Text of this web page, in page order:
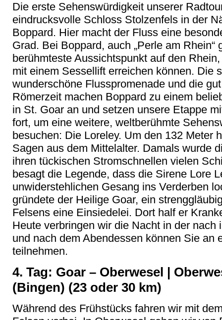
Die erste Sehenswürdigkeit unserer
eindrucksvolle Schloss Stolzenfels in der
Boppard. Hier macht der Fluss eine
Grad. Bei Boppard, auch „Perle am Rhein“
berühmteste Aussichtspunkt auf den
mit einem Sessellift erreichen können. Die
wunderschöne Flusspromenade und die
Römerzeit machen Boppard zu einem
in St. Goar an und setzen unsere Etappe
fort, um eine weitere, weltberühmte
besuchen: Die Loreley. Um den 132 Meter
Sagen aus dem Mittelalter. Damals wurde
ihren tückischen Stromschnellen vielen
besagt die Legende, dass die Sirene Lore
unwiderstehlichen Gesang ins Verderben
gründete der Heilige Goar, ein
Felsens eine Einsiedelei. Dort half er
Heute verbringen wir die Nacht in der nach
und nach dem Abendessen können Sie an
teilnehmen.
4. Tag: Goar – Oberwesel |
(Bingen) (23 oder 30 km)
Während des Frühstücks fahren wir mit